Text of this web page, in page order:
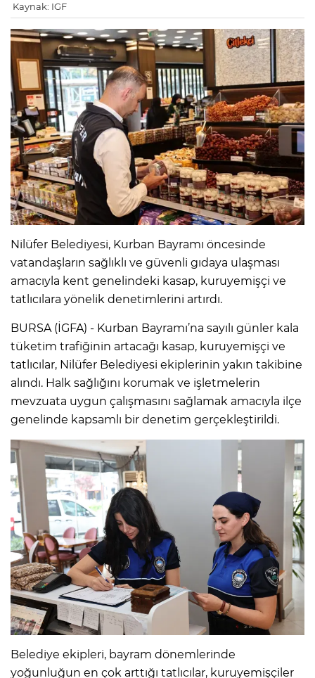
Kaynak: IGF
Nilüfer Belediyesi, Kurban Bayramı öncesinde
vatandaşların sağlıklı ve güvenli gıdaya ulaşması
amacıyla kent genelindeki kasap, kuruyemişçi ve
tatlıcılara yönelik denetimlerini artırdı.
BURSA (İGFA) - Kurban Bayramı’na sayılı günler kala
tüketim trafiğinin artacağı kasap, kuruyemişçi ve
tatlıcılar, Nilüfer Belediyesi ekiplerinin yakın takibine
alındı. Halk sağlığını korumak ve işletmelerin
mevzuata uygun çalışmasını sağlamak amacıyla ilçe
genelinde kapsamlı bir denetim gerçekleştirildi.
Belediye ekipleri, bayram dönemlerinde
yoğunluğun en çok arttığı tatlıcılar, kuruyemişçiler